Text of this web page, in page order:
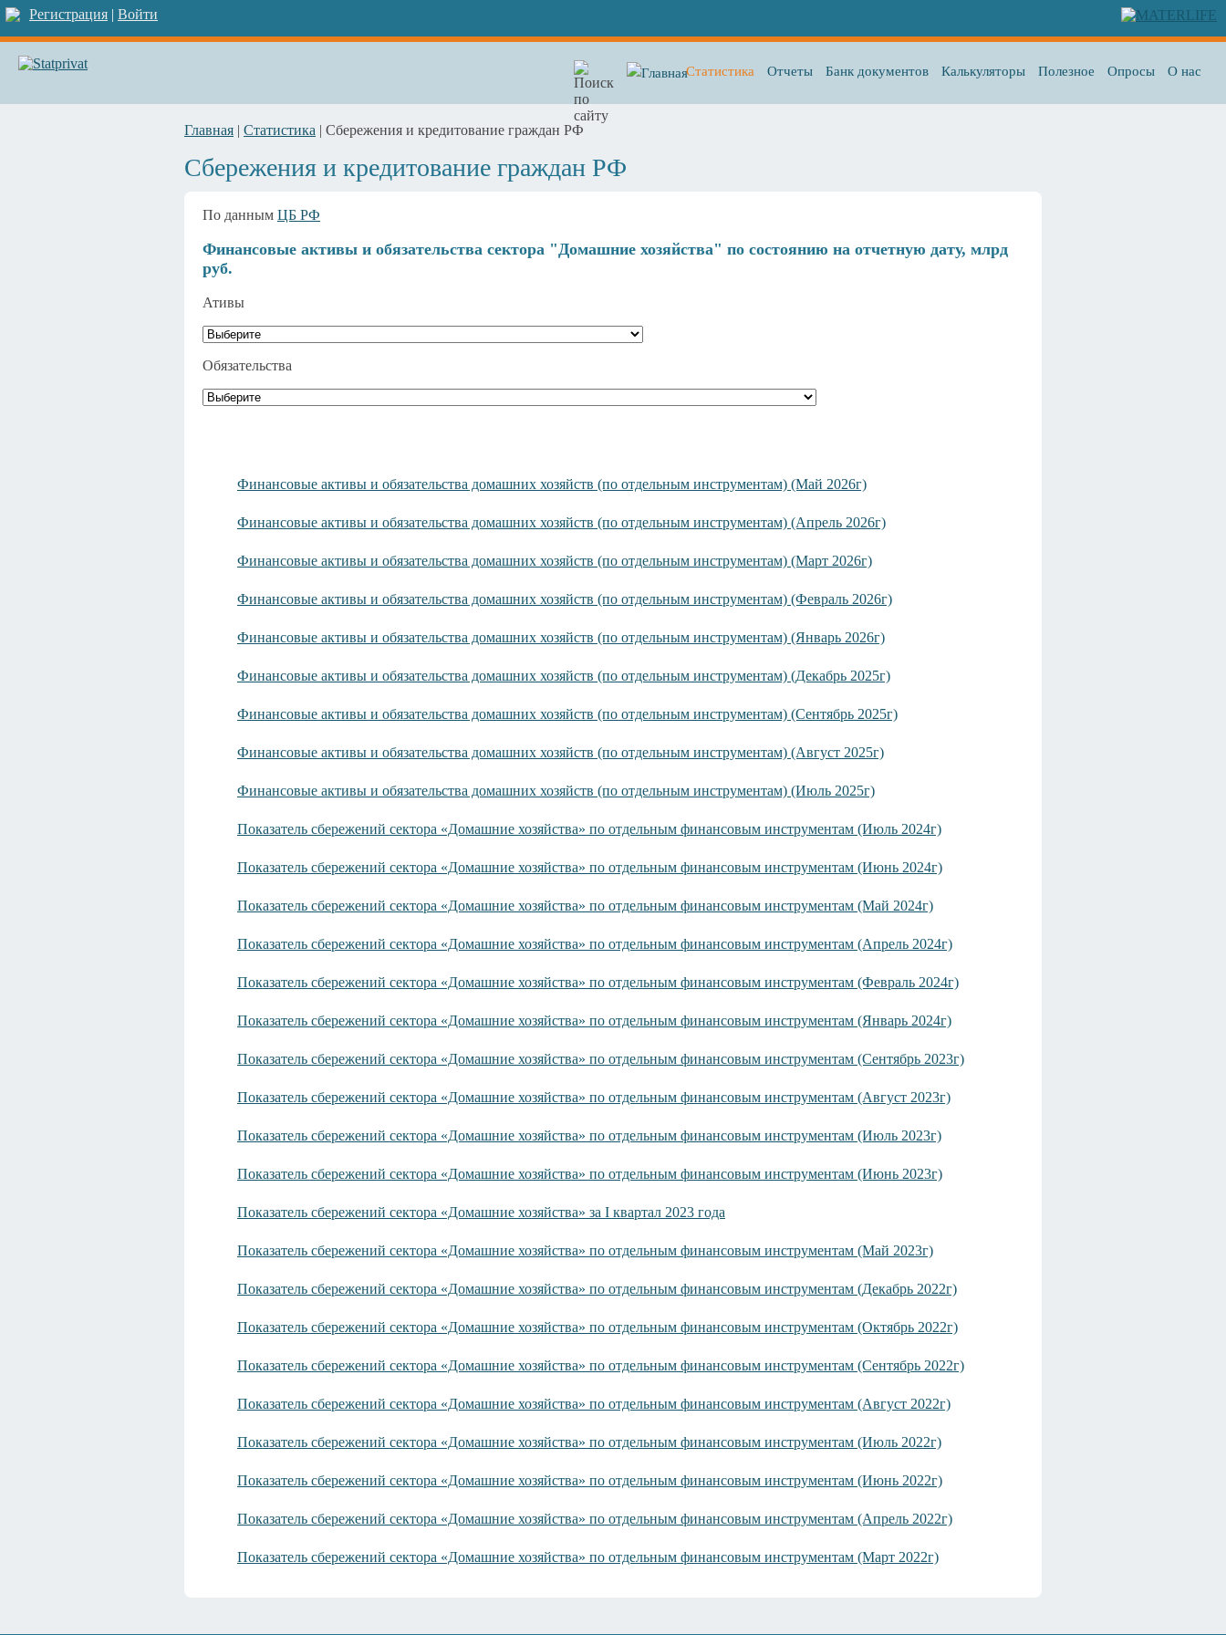
Регистрация | Войти
Статистика Отчеты Банк документов Калькуляторы Полезное Опросы О нас
Главная | Статистика | Сбережения и кредитование граждан РФ
Сбережения и кредитование граждан РФ
По данным ЦБ РФ
Финансовые активы и обязательства сектора "Домашние хозяйства" по состоянию на отчетную дату, млрд
руб.
Ативы
Обязательства
Финансовые активы и обязательства домашних хозяйств (по отдельным инструментам) (Май 2026г)
Финансовые активы и обязательства домашних хозяйств (по отдельным инструментам) (Апрель 2026г)
Финансовые активы и обязательства домашних хозяйств (по отдельным инструментам) (Март 2026г)
Финансовые активы и обязательства домашних хозяйств (по отдельным инструментам) (Февраль 2026г)
Финансовые активы и обязательства домашних хозяйств (по отдельным инструментам) (Январь 2026г)
Финансовые активы и обязательства домашних хозяйств (по отдельным инструментам) (Декабрь 2025г)
Финансовые активы и обязательства домашних хозяйств (по отдельным инструментам) (Сентябрь 2025г)
Финансовые активы и обязательства домашних хозяйств (по отдельным инструментам) (Август 2025г)
Финансовые активы и обязательства домашних хозяйств (по отдельным инструментам) (Июль 2025г)
Показатель сбережений сектора «Домашние хозяйства» по отдельным финансовым инструментам (Июль 2024г)
Показатель сбережений сектора «Домашние хозяйства» по отдельным финансовым инструментам (Июнь 2024г)
Показатель сбережений сектора «Домашние хозяйства» по отдельным финансовым инструментам (Май 2024г)
Показатель сбережений сектора «Домашние хозяйства» по отдельным финансовым инструментам (Апрель 2024г)
Показатель сбережений сектора «Домашние хозяйства» по отдельным финансовым инструментам (Февраль 2024г)
Показатель сбережений сектора «Домашние хозяйства» по отдельным финансовым инструментам (Январь 2024г)
Показатель сбережений сектора «Домашние хозяйства» по отдельным финансовым инструментам (Сентябрь 2023г)
Показатель сбережений сектора «Домашние хозяйства» по отдельным финансовым инструментам (Август 2023г)
Показатель сбережений сектора «Домашние хозяйства» по отдельным финансовым инструментам (Июль 2023г)
Показатель сбережений сектора «Домашние хозяйства» по отдельным финансовым инструментам (Июнь 2023г)
Показатель сбережений сектора «Домашние хозяйства» за I квартал 2023 года
Показатель сбережений сектора «Домашние хозяйства» по отдельным финансовым инструментам (Май 2023г)
Показатель сбережений сектора «Домашние хозяйства» по отдельным финансовым инструментам (Декабрь 2022г)
Показатель сбережений сектора «Домашние хозяйства» по отдельным финансовым инструментам (Октябрь 2022г)
Показатель сбережений сектора «Домашние хозяйства» по отдельным финансовым инструментам (Сентябрь 2022г)
Показатель сбережений сектора «Домашние хозяйства» по отдельным финансовым инструментам (Август 2022г)
Показатель сбережений сектора «Домашние хозяйства» по отдельным финансовым инструментам (Июль 2022г)
Показатель сбережений сектора «Домашние хозяйства» по отдельным финансовым инструментам (Июнь 2022г)
Показатель сбережений сектора «Домашние хозяйства» по отдельным финансовым инструментам (Апрель 2022г)
Показатель сбережений сектора «Домашние хозяйства» по отдельным финансовым инструментам (Март 2022г)